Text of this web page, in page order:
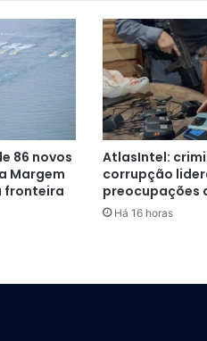
86 novos
Margem
fronteira
AtlasIntel:
corrupção
preocupações
Há 16 horas